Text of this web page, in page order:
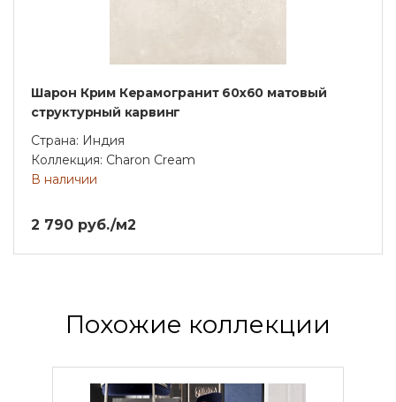
Шарон Крим Керамогранит 60х60 матовый
структурный карвинг
Страна: Индия
Коллекция: Charon Cream
В наличии
2 790 руб./м2
Похожие коллекции